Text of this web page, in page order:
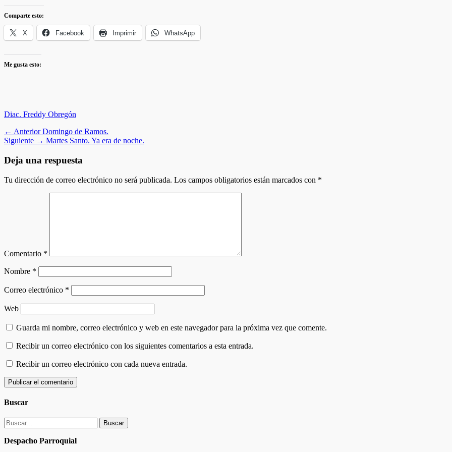
Comparte esto:
X Facebook Imprimir WhatsApp
Me gusta esto:
Categorias
Diac. Freddy Obregón
Navegación
de
entradas
← Anterior Entrada
anterior:
Domingo de Ramos.
Siguiente → Entrada
Martes Santo. Ya era de noche.
Deja una respuesta
Tu dirección de correo electrónico no será publicada. Los campos obligatorios están marcados con *
Comentario *
Nombre *
Correo electrónico *
Web
Guarda mi nombre, correo electrónico y web en este navegador para la próxima vez que comente.
Recibir un correo electrónico con los siguientes comentarios a esta entrada.
Recibir un correo electrónico con cada nueva entrada.
Buscar
Buscar:
Despacho Parroquial